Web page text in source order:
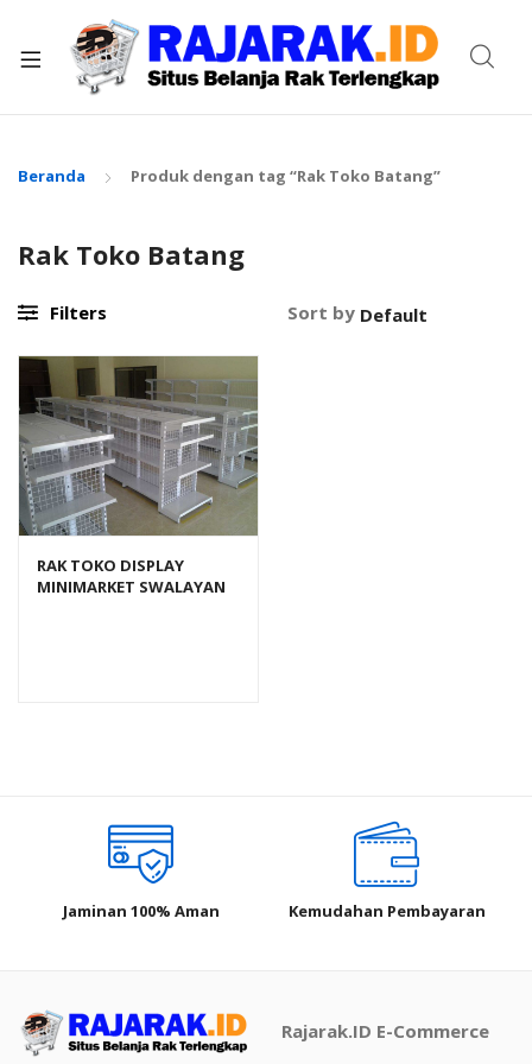
Beranda Produk dengan tag “Rak Toko Batang”
Rak Toko Batang
Filters Sort by
RAK TOKO DISPLAY
MINIMARKET SWALAYAN
Jaminan 100% Aman Kemudahan Pembayaran
Rajarak.ID E-Commerce